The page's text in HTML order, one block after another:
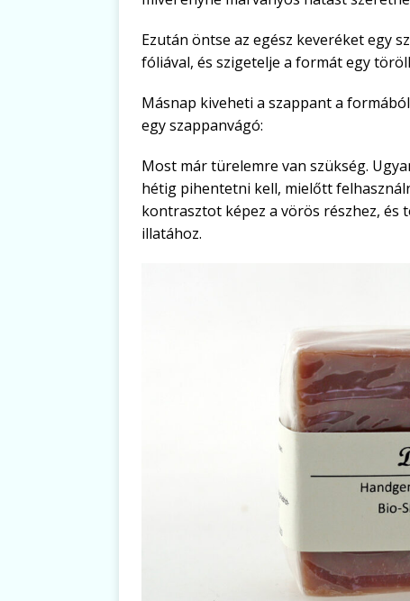
Ezután öntse az egész keveréket egy
fóliával, és szigetelje a formát egy
Másnap kiveheti a szappant a
egy szappanvágó:
Most már türelemre van szükség.
hétig pihentetni kell, mielőtt
kontrasztot képez a vörös részhez, és
illatához.